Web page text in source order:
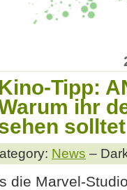
Kino-Tipp:
ihr
solltet
News –
die Marvel-